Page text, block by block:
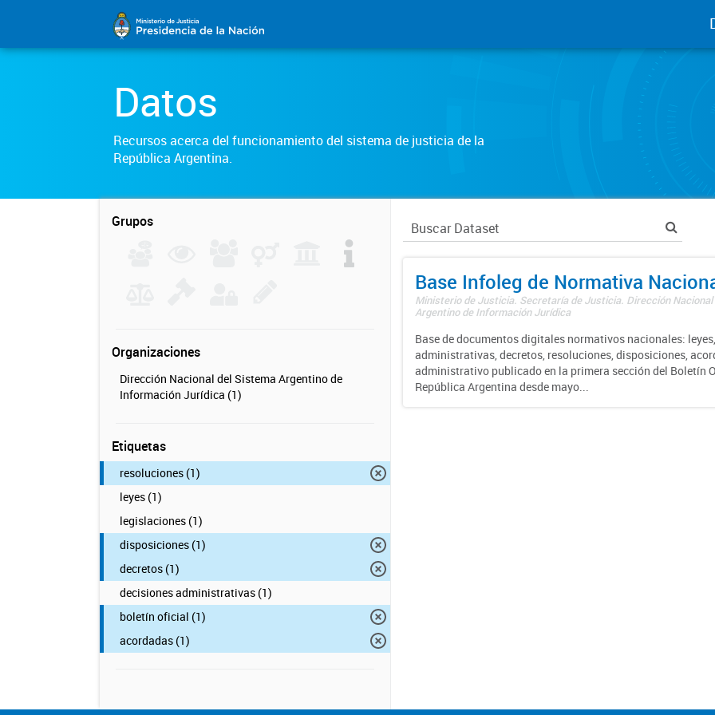
Datos
Recursos acerca del funcionamiento del sistema de justicia de la
República Argentina.
Grupos
Organizaciones
Dirección Nacional del Sistema Argentino de
Información Jurídica (1)
Etiquetas
resoluciones (1)
leyes (1)
legislaciones (1)
disposiciones (1)
decretos (1)
decisiones administrativas (1)
boletín oficial (1)
acordadas (1)
Base Infoleg de Normativa
Ministerio de Justicia. Secretaría de Justicia. Dirección Nacional
Argentino de Información Jurídica
Base de documentos digitales normativos nacionales:
administrativas, decretos, resoluciones, disposiciones,
administrativo publicado en la primera sección del Boletín
República Argentina desde mayo...